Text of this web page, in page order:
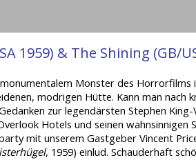
1959) & The Shining (GB/
Monster des Horrorfilms
modrigen Hütte. Kann man nach
zur legendärsten Stephen
Hotels und seinen wahnsinnigen
mit unserem Gastgeber Vincent
, 1959) einlud. Schauderhaft